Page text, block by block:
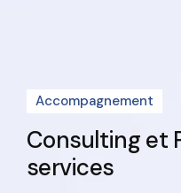
Accompagnement
Consulting et
services